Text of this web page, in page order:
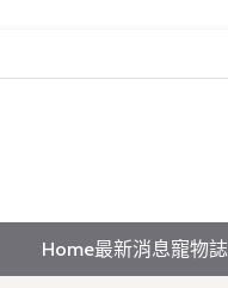
Home最新消息寵物誌